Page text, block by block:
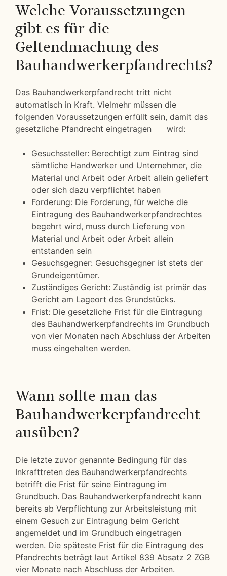
Welche Voraussetzungen
gibt es für die
Geltendmachung des
Bauhandwerkerpfandrechts?
Das Bauhandwerkerpfandrecht tritt nicht
automatisch in Kraft. Vielmehr müssen die
folgenden Voraussetzungen erfüllt sein, damit das
gesetzliche Pfandrecht eingetragen wird:
Gesuchssteller: Berechtigt zum Eintrag sind
sämtliche Handwerker und Unternehmer, die
Material und Arbeit oder Arbeit allein geliefert
oder sich dazu verpflichtet haben
Forderung: Die Forderung, für welche die
Eintragung des Bauhandwerkerpfandrechtes
begehrt wird, muss durch Lieferung von
Material und Arbeit oder Arbeit allein
entstanden sein
Gesuchsgegner: Gesuchsgegner ist stets der
Grundeigentümer.
Zuständiges Gericht: Zuständig ist primär das
Gericht am Lageort des Grundstücks.
Frist: Die gesetzliche Frist für die Eintragung
des Bauhandwerkerpfandrechts im Grundbuch
von vier Monaten nach Abschluss der Arbeiten
muss eingehalten werden.
Wann sollte man das
Bauhandwerkerpfandrecht
ausüben?
Die letzte zuvor genannte Bedingung für das
Inkrafttreten des Bauhandwerkerpfandrechts
betrifft die Frist für seine Eintragung im
Grundbuch. Das Bauhandwerkerpfandrecht kann
bereits ab Verpflichtung zur Arbeitsleistung mit
einem Gesuch zur Eintragung beim Gericht
angemeldet und im Grundbuch eingetragen
werden. Die späteste Frist für die Eintragung des
Pfandrechts beträgt laut Artikel 839 Absatz 2 ZGB
vier Monate nach Abschluss der Arbeiten.